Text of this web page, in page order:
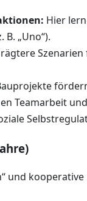
Hier
„Uno“).
Teamarbeit
und